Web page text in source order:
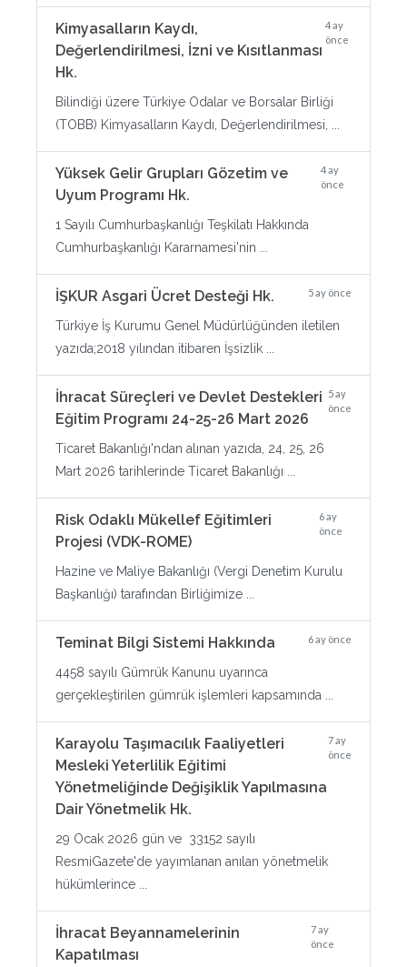
Kimyasalların Kaydı,
Değerlendirilmesi, İzni ve Kısıtlanması
Hk.
4 ay
önce
Bilindiği üzere Türkiye Odalar ve Borsalar Birliği
(TOBB) Kimyasalların Kaydı, Değerlendirilmesi, ...
Yüksek Gelir Grupları Gözetim ve
Uyum Programı Hk.
4 ay
önce
1 Sayılı Cumhurbaşkanlığı Teşkilatı Hakkında
Cumhurbaşkanlığı Kararnamesi'nin ...
İŞKUR Asgari Ücret Desteği Hk. 5 ay önce
Türkiye İş Kurumu Genel Müdürlüğünden iletilen
yazıda;2018 yılından itibaren İşsizlik ...
İhracat Süreçleri ve Devlet Destekleri
Eğitim Programı 24-25-26 Mart 2026
5 ay
önce
Ticaret Bakanlığı'ndan alınan yazıda, 24, 25, 26
Mart 2026 tarihlerinde Ticaret Bakanlığı ...
Risk Odaklı Mükellef Eğitimleri
Projesi (VDK-ROME)
6 ay
önce
Hazine ve Maliye Bakanlığı (Vergi Denetim Kurulu
Başkanlığı) tarafından Birliğimize ...
Teminat Bilgi Sistemi Hakkında 6 ay önce
4458 sayılı Gümrük Kanunu uyarınca
gerçekleştirilen gümrük işlemleri kapsamında ...
Karayolu Taşımacılık Faaliyetleri
Mesleki Yeterlilik Eğitimi
Yönetmeliğinde Değişiklik Yapılmasına
Dair Yönetmelik Hk.
7 ay
önce
29 Ocak 2026 gün ve 33152 sayılı
ResmiGazete'de yayımlanan anılan yönetmelik
hükümlerince ...
İhracat Beyannamelerinin
Kapatılması
7 ay
önce